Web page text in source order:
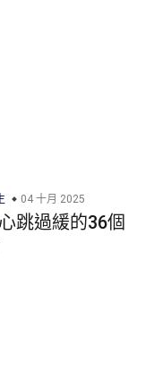
04 十月 2025
跳過緩的36個